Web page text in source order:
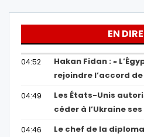
EN
04:52
Hakan Fidan : «
rejoindre l’accord
04:49
Les États-Unis
céder à l’Ukraine
04:46
Le chef de la